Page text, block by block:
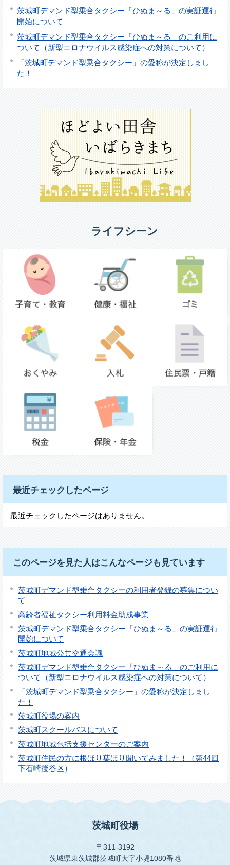
茨城町デマンド型乗合タクシー「ひぬま～る」の実証運行
開始について
茨城町デマンド型乗合タクシー「ひぬま～る」のご利用に
ついて（新型コロナウイルス感染症への対策について）
「茨城町デマンド型乗合タクシー」の愛称が決定しまし
た！
ライフシーン
最近チェックしたページ
最近チェックしたページはありません。
このページを見た人はこんなページも見ています
茨城町デマンド型乗合タクシーの利用者登録の募集につい
て
高齢者福祉タクシー利用料金助成事業
茨城町デマンド型乗合タクシー「ひぬま～る」の実証運行
開始について
茨城町地域公共交通会議
茨城町デマンド型乗合タクシー「ひぬま～る」のご利用に
ついて（新型コロナウイルス感染症への対策について）
「茨城町デマンド型乗合タクシー」の愛称が決定しまし
た！
茨城町役場の案内
茨城町スクールバスについて
茨城町地域包括支援センターのご案内
茨城町住民の方に根ほり葉ほり聞いてみました！（第44回
下石崎後谷区）
茨城町役場
〒311-3192
茨城県東茨城郡茨城町大字小堤1080番地